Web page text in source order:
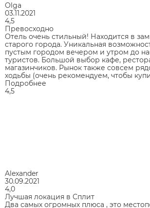
Olga
03.11.2021
4,5
Превосходно
Отель очень стильный! Находится в
старого города. Уникальная
пустым городом вечером и утром до
туристов. Большой выбор кафе,
магазинчиков. Рынок также совсем
ходьбы (очень рекомендуем, чтобы
Подробнее
4,5
Alexander
30.09.2021
4,0
Лучшая локация в Сплит
Два самых огромных плюса , это